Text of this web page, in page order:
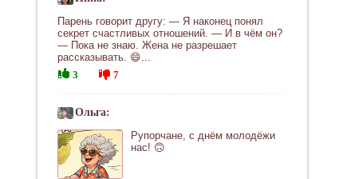
Парень говорит другу: — Я наконец понял
секрет счастливых отношений. — И в чём он?
— Пока не знаю. Жена не разрешает
рассказывать. 😄...
3
7
Ольга:
Рупорчане, с днём молодёжи
нас! 🙃